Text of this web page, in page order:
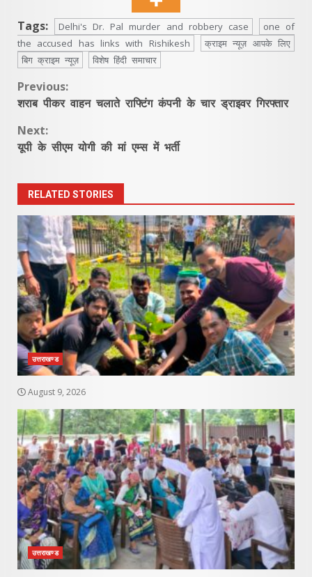
Tags: Delhi's Dr. Pal murder and robbery case
one of
the accused has links with Rishikesh
क्राइम न्यूज़ आपके लिए
बिग क्राइम न्यूज़
विशेष हिंदी समाचार
Continue
Previous:
शराब पीकर वाहन चलाते राफ्टिंग कंपनी के चार ड्राइवर गिरफ्तार
Next:
यूपी के सीएम योगी की मां एम्स में भर्ती
RELATED STORIES
उत्तराखण्ड
August 9, 2026
उत्तराखण्ड